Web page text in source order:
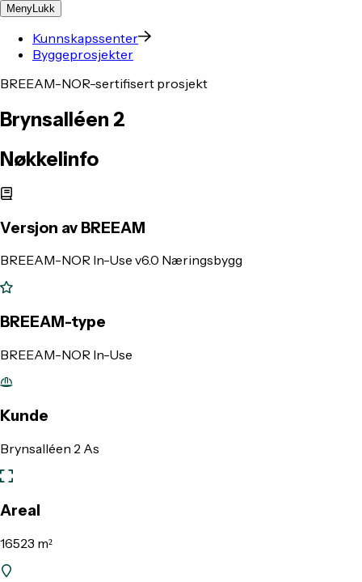
MenyLukk
Kunnskapssenter
Byggeprosjekter
BREEAM-NOR-sertifisert prosjekt
Brynsalléen 2
Nøkkelinfo
Versjon av BREEAM
BREEAM-NOR In-Use v6.0 Næringsbygg
BREEAM-type
BREEAM-NOR In-Use
Kunde
Brynsalléen 2 As
Areal
16523 m²